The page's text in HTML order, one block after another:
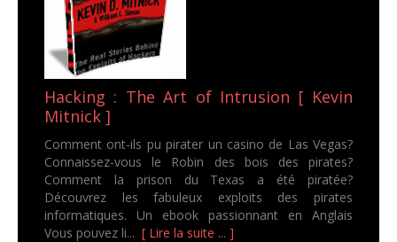
Hacking : The Art of Intrusion [ Kevin
Mitnick ]
Comment ont-ils pu pirater un casino de Las Vegas?
Connaissez-vous le Robin des bois des pirates?
Comment la prison du Texas a été piratée?
Découvrez les fabuleux exploits des pirates
informatiques. Un ebook passionnant en Anglais
Vous pouvez li... [ Lire la suite ... ]